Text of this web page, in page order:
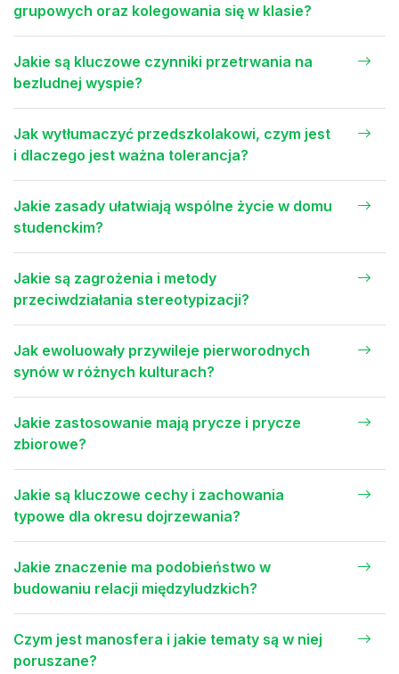
grupowych oraz kolegowania się w klasie?
Jakie są kluczowe czynniki przetrwania na
bezludnej wyspie?
Jak wytłumaczyć przedszkolakowi, czym jest
i dlaczego jest ważna tolerancja?
Jakie zasady ułatwiają wspólne życie w domu
studenckim?
Jakie są zagrożenia i metody
przeciwdziałania stereotypizacji?
Jak ewoluowały przywileje pierworodnych
synów w różnych kulturach?
Jakie zastosowanie mają prycze i prycze
zbiorowe?
Jakie są kluczowe cechy i zachowania
typowe dla okresu dojrzewania?
Jakie znaczenie ma podobieństwo w
budowaniu relacji międzyludzkich?
Czym jest manosfera i jakie tematy są w niej
poruszane?